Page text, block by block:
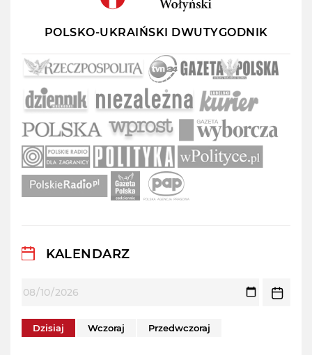
POLSKO-UKRAIŃSKI DWUTYGODNIK
KALENDARZ
Dzisiaj Wczoraj Przedwczoraj